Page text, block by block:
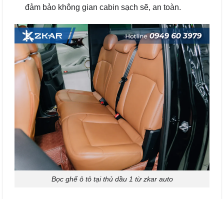
đảm bảo không gian cabin sạch sẽ, an toàn.
Bọc ghế ô tô tại thủ dầu 1 từ zkar auto